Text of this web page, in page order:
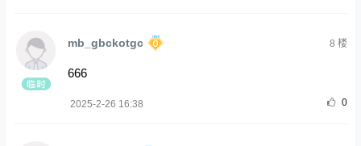
mb_gbckotgc 8 楼
666
2025-2-26 16:38 0